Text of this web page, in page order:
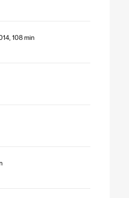
108 min